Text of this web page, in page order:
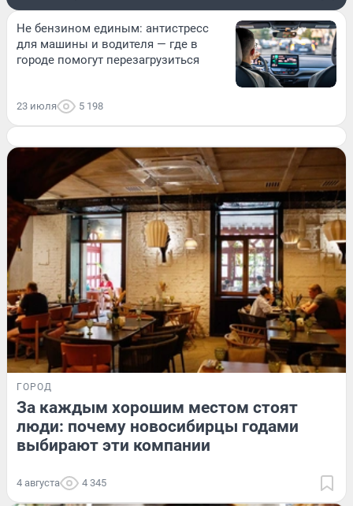
Не бензином единым: антистресс
для машины и водителя — где в
городе помогут перезагрузиться
23 июля 5 198
ГОРОД
За каждым хорошим местом стоят
люди: почему новосибирцы годами
выбирают эти компании
4 августа 4 345